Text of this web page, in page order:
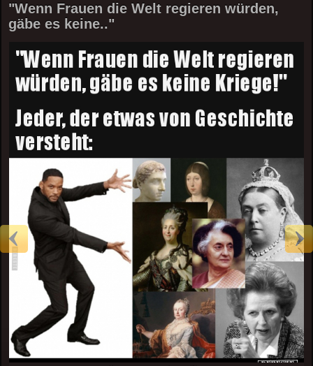
"Wenn Frauen die Welt regieren würden,
gäbe es keine.."